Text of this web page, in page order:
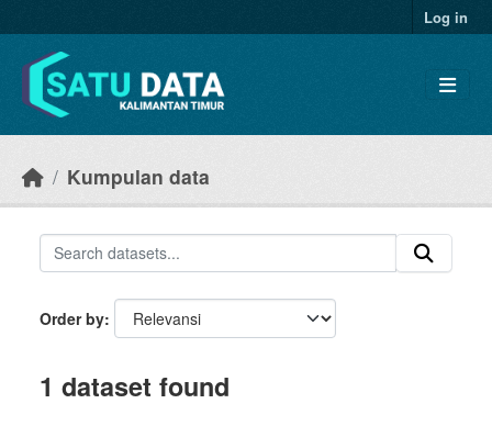
Log in
Kumpulan data
Order by
1 dataset found